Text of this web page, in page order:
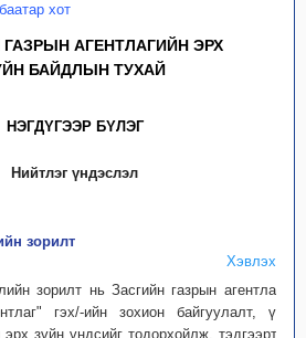
хот
ГАЗРЫН АГЕНТЛАГИЙН ЭРХ
БАЙДЛЫН ТУХАЙ
НЭГДYГЭЭР БYЛЭГ
Нийтлэг үндэслэл
зорилт
Хэвлэх
зорилт нь Засгийн газрын агентлаг /
гэх/-ийн зохион байгуулалт, үйл
зүйн үндсийг тодорхойлж, тэдгээртэй